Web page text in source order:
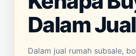
Dalam
Dalam jual rumah subsale,